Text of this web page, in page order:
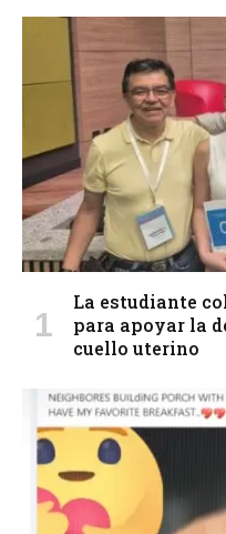
La estudiante
para apoyar la
cuello uterino